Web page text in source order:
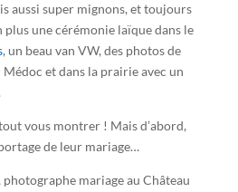
aussi super mignons, et toujours
une cérémonie laïque dans le
, un beau van VW, des photos de
et dans la prairie avec un
vous montrer ! Mais d’abord,
de leur mariage…
mariage au Château